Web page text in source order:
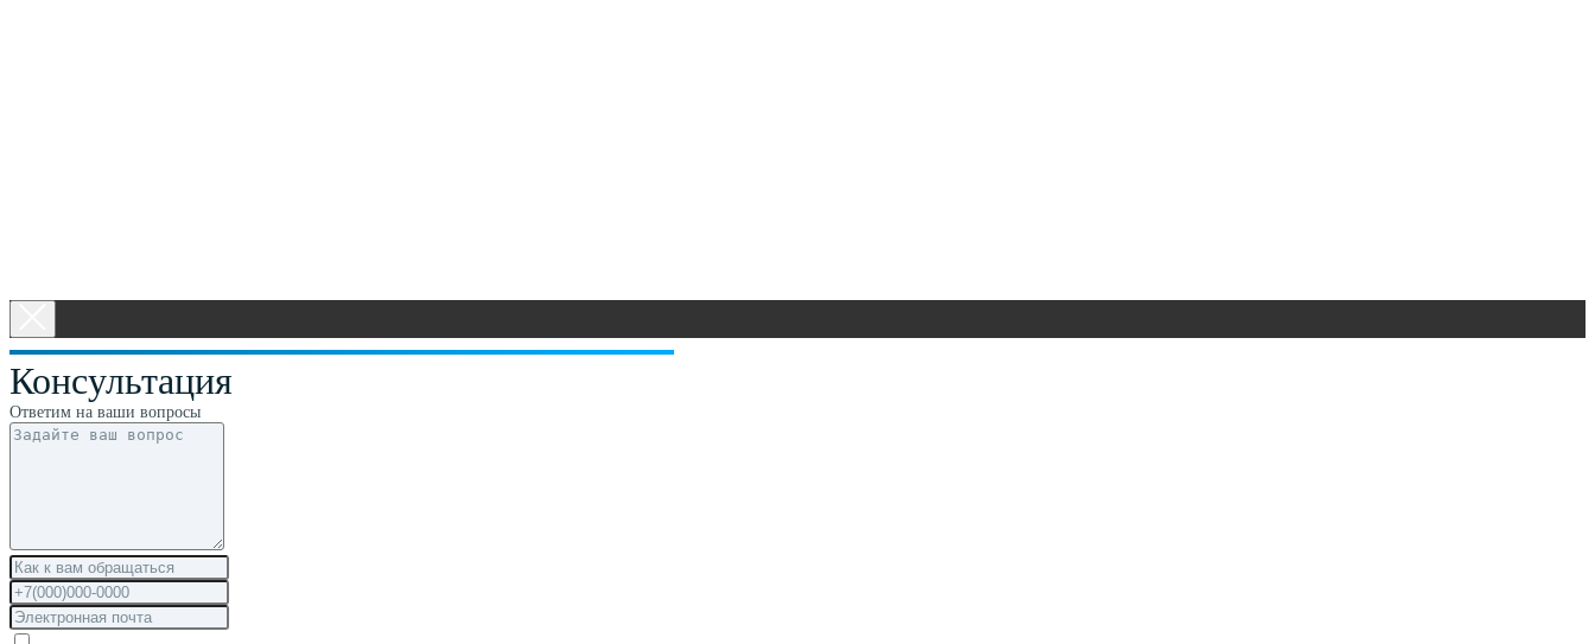
Консультация
Ответим на ваши вопросы